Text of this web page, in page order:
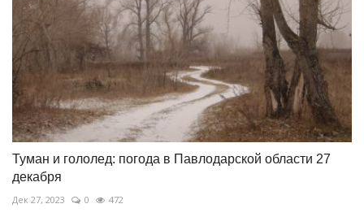
Туман и гололед: погода в Павлодарской области 27
декабря
Дек 27, 2023 0 472